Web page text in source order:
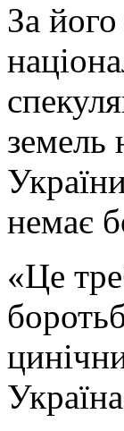
За
земель
немає
«Це